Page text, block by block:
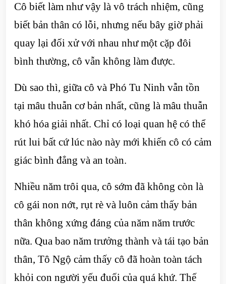
Cô biết làm như vậy là vô trách nhiệm, cũng
biết bản thân có lỗi, nhưng nếu bây giờ phải
quay lại đối xử với nhau như một cặp đôi
bình thường, cô vẫn không làm được.
Dù sao thì, giữa cô và Phó Tu Ninh vẫn tồn
tại mâu thuẫn cơ bản nhất, cũng là mâu thuẫn
khó hóa giải nhất. Chỉ có loại quan hệ có thể
rút lui bất cứ lúc nào này mới khiến cô có cảm
giác bình đẳng và an toàn.
Nhiều năm trôi qua, cô sớm đã không còn là
cô gái non nớt, rụt rè và luôn cảm thấy bản
thân không xứng đáng của năm năm trước
nữa. Qua bao năm trưởng thành và tái tạo bản
thân, Tô Ngộ cảm thấy cô đã hoàn toàn tách
khỏi con người yếu đuối của quá khứ. Thế